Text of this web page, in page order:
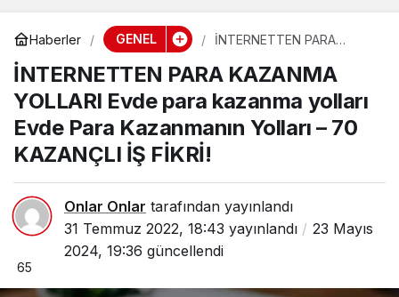
Haberler GENEL
İNTERNETTEN PARA
para kazanma yolları Evde
Para Kazanmanın Yolları –
70 KAZANÇLI İŞ FİKRİ!
İNTERNETTEN PARA KAZANMA
YOLLARI Evde para kazanma yolları
Evde Para Kazanmanın Yolları – 70
KAZANÇLI İŞ FİKRİ!
Onlar Onlar tarafından yayınlandı
31 Temmuz 2022, 18:43 yayınlandı
23 Mayıs
2024, 19:36 güncellendi
65